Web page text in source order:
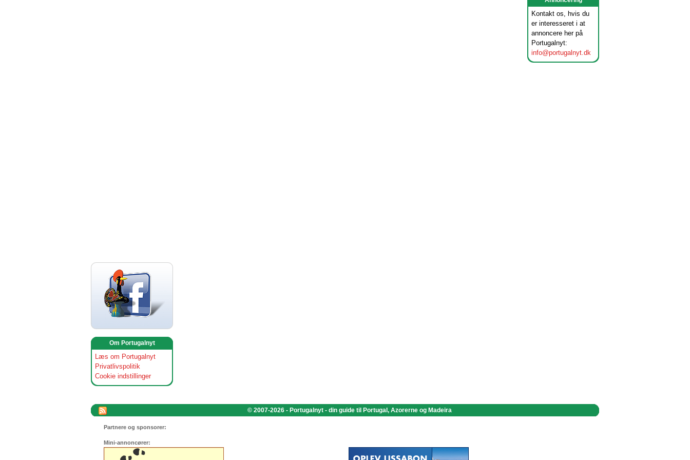
Kontakt os, hvis du
er interesseret i at
annoncere her på
Portugalnyt:
info@portugalnyt.dk
Om Portugalnyt
Læs om Portugalnyt
Privatlivspolitik
Cookie indstillinger
© 2007-2026 - Portugalnyt - din guide til Portugal, Azorerne og Madeira
Partnere og sponsorer:
Mini-annoncører: